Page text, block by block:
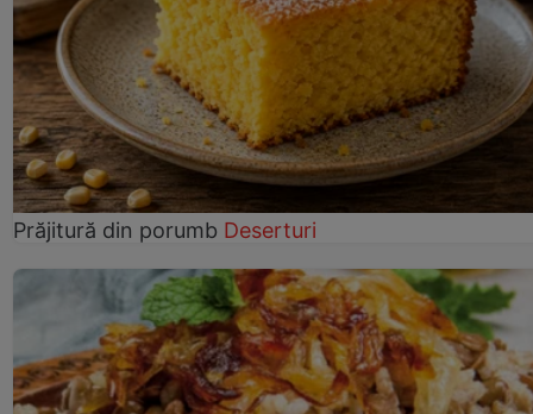
Prăjitură din porumb Deserturi